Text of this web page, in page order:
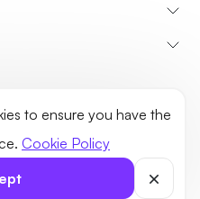
to ensure you have the
Cookie Policy